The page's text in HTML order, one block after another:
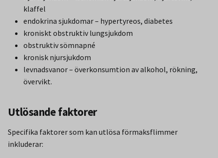
klaffel
endokrina sjukdomar – hypertyreos, diabetes
kroniskt obstruktiv lungsjukdom
obstruktiv sömnapné
kronisk njursjukdom
levnadsvanor – överkonsumtion av alkohol, rökning,
övervikt.
Utlösande faktorer
Specifika faktorer som kan utlösa förmaksflimmer
inkluderar: